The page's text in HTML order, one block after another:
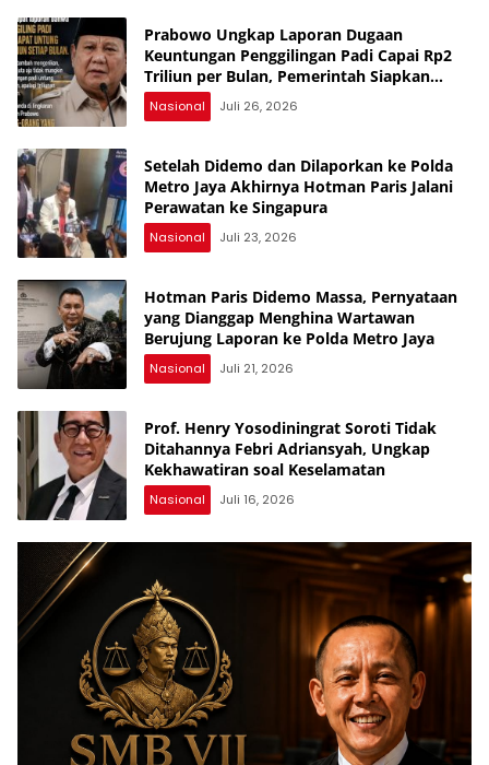
Prabowo Ungkap Laporan Dugaan
Keuntungan Penggilingan Padi Capai Rp2
Triliun per Bulan, Pemerintah Siapkan
Penertiban
Nasional Juli 26, 2026
Setelah Didemo dan Dilaporkan ke Polda
Metro Jaya Akhirnya Hotman Paris Jalani
Perawatan ke Singapura
Nasional Juli 23, 2026
Hotman Paris Didemo Massa, Pernyataan
yang Dianggap Menghina Wartawan
Berujung Laporan ke Polda Metro Jaya
Nasional Juli 21, 2026
Prof. Henry Yosodiningrat Soroti Tidak
Ditahannya Febri Adriansyah, Ungkap
Kekhawatiran soal Keselamatan
Nasional Juli 16, 2026